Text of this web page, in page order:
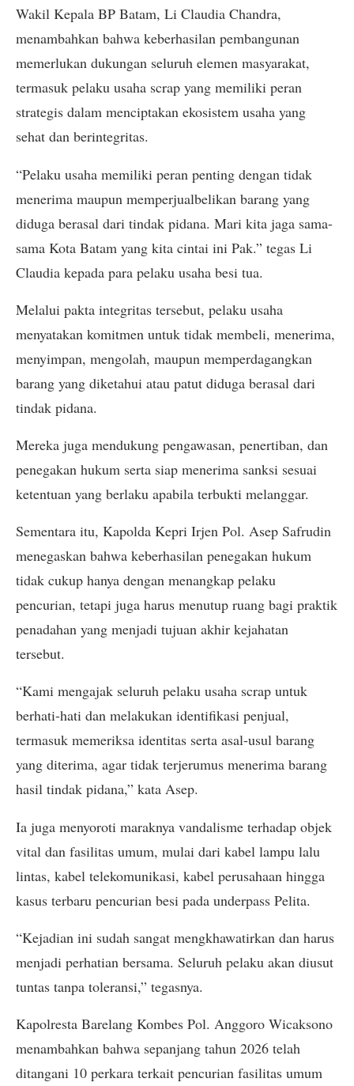
Wakil Kepala BP Batam, Li Claudia Chandra,
menambahkan bahwa keberhasilan pembangunan
memerlukan dukungan seluruh elemen masyarakat,
termasuk pelaku usaha scrap yang memiliki peran
strategis dalam menciptakan ekosistem usaha yang
sehat dan berintegritas.
“Pelaku usaha memiliki peran penting dengan tidak
menerima maupun memperjualbelikan barang yang
diduga berasal dari tindak pidana. Mari kita jaga sama-
sama Kota Batam yang kita cintai ini Pak.” tegas Li
Claudia kepada para pelaku usaha besi tua.
Melalui pakta integritas tersebut, pelaku usaha
menyatakan komitmen untuk tidak membeli, menerima,
menyimpan, mengolah, maupun memperdagangkan
barang yang diketahui atau patut diduga berasal dari
tindak pidana.
Mereka juga mendukung pengawasan, penertiban, dan
penegakan hukum serta siap menerima sanksi sesuai
ketentuan yang berlaku apabila terbukti melanggar.
Sementara itu, Kapolda Kepri Irjen Pol. Asep Safrudin
menegaskan bahwa keberhasilan penegakan hukum
tidak cukup hanya dengan menangkap pelaku
pencurian, tetapi juga harus menutup ruang bagi praktik
penadahan yang menjadi tujuan akhir kejahatan
tersebut.
“Kami mengajak seluruh pelaku usaha scrap untuk
berhati-hati dan melakukan identifikasi penjual,
termasuk memeriksa identitas serta asal-usul barang
yang diterima, agar tidak terjerumus menerima barang
hasil tindak pidana,” kata Asep.
Ia juga menyoroti maraknya vandalisme terhadap objek
vital dan fasilitas umum, mulai dari kabel lampu lalu
lintas, kabel telekomunikasi, kabel perusahaan hingga
kasus terbaru pencurian besi pada underpass Pelita.
“Kejadian ini sudah sangat mengkhawatirkan dan harus
menjadi perhatian bersama. Seluruh pelaku akan diusut
tuntas tanpa toleransi,” tegasnya.
Kapolresta Barelang Kombes Pol. Anggoro Wicaksono
menambahkan bahwa sepanjang tahun 2026 telah
ditangani 10 perkara terkait pencurian fasilitas umum